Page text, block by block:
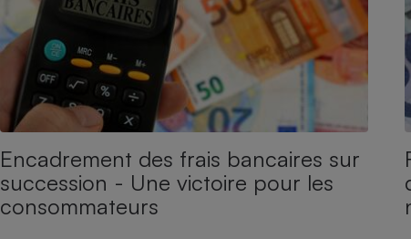
Encadrement des frais bancaires sur
succession - Une victoire pour les
consommateurs